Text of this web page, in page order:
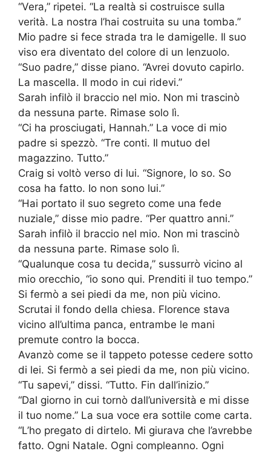
“Vera,” ripetei. “La realtà si costruisce sulla
verità. La nostra l’hai costruita su una tomba.”
Mio padre si fece strada tra le damigelle. Il suo
viso era diventato del colore di un lenzuolo.
“Suo padre,” disse piano. “Avrei dovuto capirlo.
La mascella. Il modo in cui ridevi.”
Sarah infilò il braccio nel mio. Non mi trascinò
da nessuna parte. Rimase solo lì.
“Ci ha prosciugati, Hannah.” La voce di mio
padre si spezzò. “Tre conti. Il mutuo del
magazzino. Tutto.”
Craig si voltò verso di lui. “Signore, lo so. So
cosa ha fatto. Io non sono lui.”
“Hai portato il suo segreto come una fede
nuziale,” disse mio padre. “Per quattro anni.”
Sarah infilò il braccio nel mio. Non mi trascinò
da nessuna parte. Rimase solo lì.
“Qualunque cosa tu decida,” sussurrò vicino al
mio orecchio, “io sono qui. Prenditi il tuo tempo.”
Si fermò a sei piedi da me, non più vicino.
Scrutai il fondo della chiesa. Florence stava
vicino all’ultima panca, entrambe le mani
premute contro la bocca.
Avanzò come se il tappeto potesse cedere sotto
di lei. Si fermò a sei piedi da me, non più vicino.
“Tu sapevi,” dissi. “Tutto. Fin dall’inizio.”
“Dal giorno in cui tornò dall’università e mi disse
il tuo nome.” La sua voce era sottile come carta.
“L’ho pregato di dirtelo. Mi giurava che l’avrebbe
fatto. Ogni Natale. Ogni compleanno. Ogni